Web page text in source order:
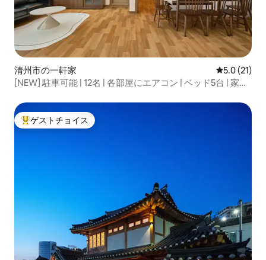
清州市の一軒家 レビュー21
5.0 (21)
[NEW] 駐車可能 | 12名 | 各部屋にエアコン | ベッド5台 | 家
大好評のゲストチョイスです。
ゲストチョイス